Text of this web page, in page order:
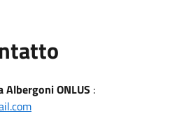
Albergoni ONLUS :